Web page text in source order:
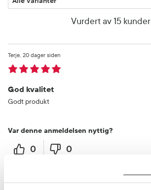
Vurdert av 15 kunder
God kvalitet
20 dager siden
Terje
Godt produkt
Var denne anmeldelsen nyttig?
0 0